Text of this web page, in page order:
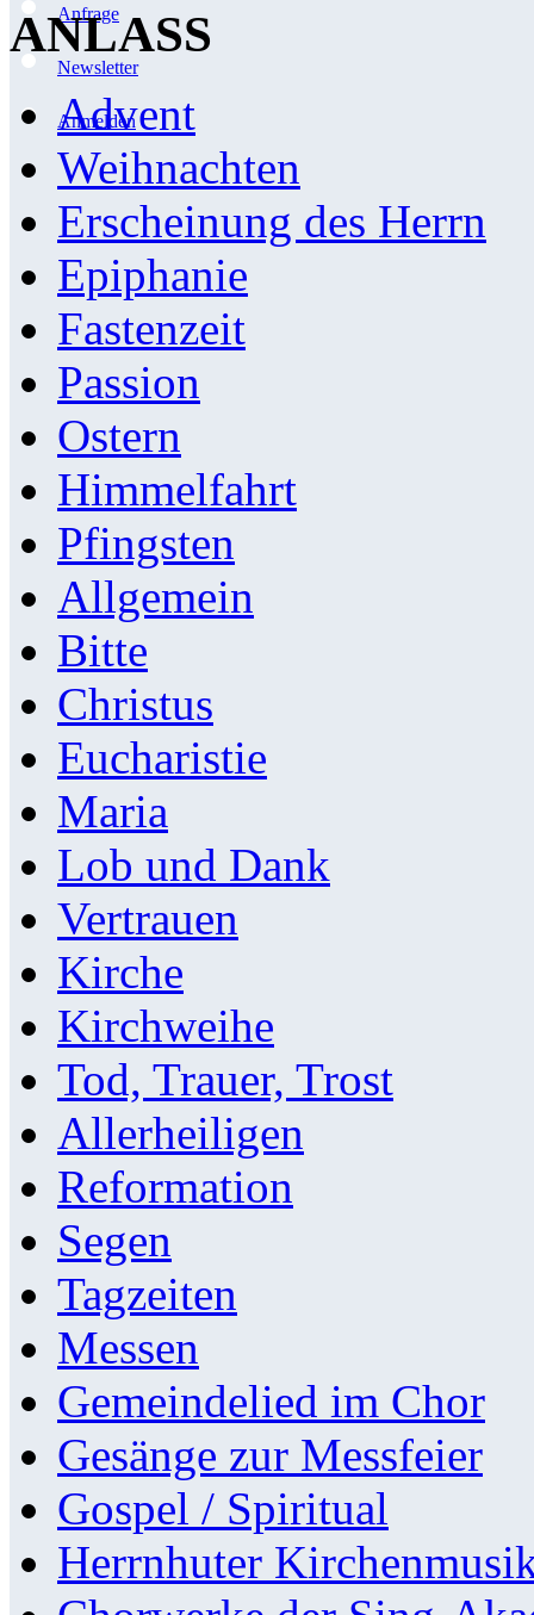
Anfrage
Newsletter
Anmelden
ANLASS
Advent
Weihnachten
Erscheinung des Herrn
Epiphanie
Fastenzeit
Passion
Ostern
Himmelfahrt
Pfingsten
Allgemein
Bitte
Christus
Eucharistie
Maria
Lob und Dank
Vertrauen
Kirche
Kirchweihe
Tod, Trauer, Trost
Allerheiligen
Reformation
Segen
Tagzeiten
Messen
Gemeindelied im Chor
Gesänge zur Messfeier
Gospel / Spiritual
Herrnhuter